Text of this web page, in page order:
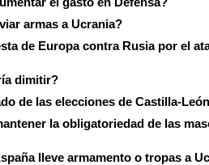
armas a Ucrania?
de Europa contra Rusia por el
dimitir?
de las elecciones de Castilla-
la obligatoriedad de las
lleve armamento o tropas a